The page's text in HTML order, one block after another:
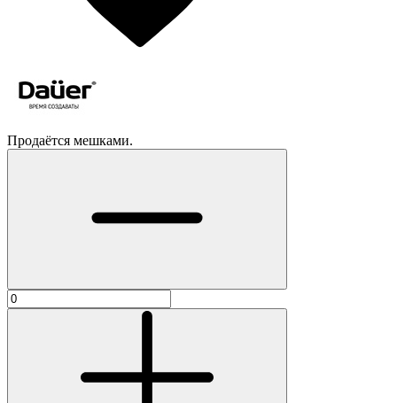
Продаётся мешками.